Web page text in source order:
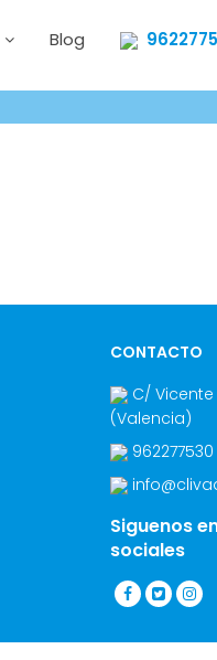
Blog
CONTACTO
C/ Vicente
(Valencia)
962277530
Siguenos
sociales